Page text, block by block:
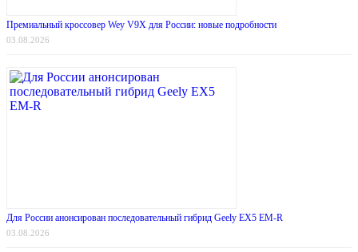
Премиальный кроссовер Wey V9X для России: новые подробности
03.08.2026
Для России анонсирован последовательный гибрид Geely EX5 EM-R
03.08.2026